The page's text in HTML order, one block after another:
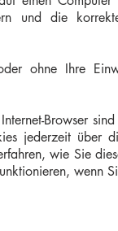
und die
ohne Ihre
Browser
jederzeit über
wie Sie
wenn